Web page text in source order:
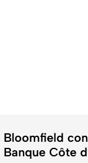
Bloomfield
Banque Côte